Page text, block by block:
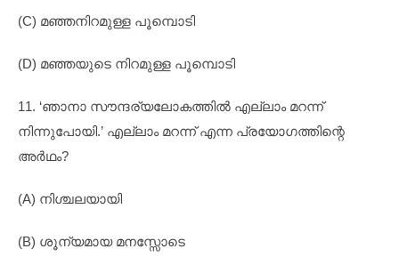
(C) മഞ്ഞനിറമുള്ള പൂമ്പൊടി
(D) മഞ്ഞയുടെ നിറമുള്ള പൂമ്പൊടി
11. ‘ഞാനാ സൗന്ദര്യലോകത്തിൽ എല്ലാം മറന്ന്
നിന്നുപോയി.’ എല്ലാം മറന്ന് എന്ന പ്രയോഗത്തിന്റെ
അർഥം?
(A) നിശ്ചലയായി
(B) ശൂന്യമായ മനസ്സോടെ